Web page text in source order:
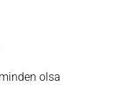
olsa